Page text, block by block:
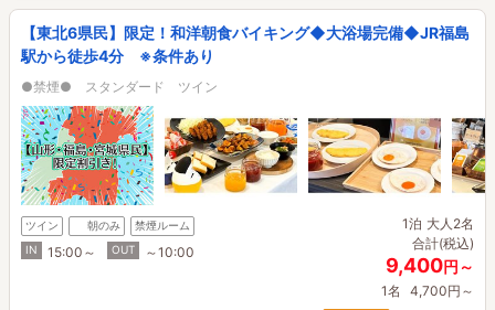
【東北6県民】限定！和洋朝食バイキング◆大浴場完備◆JR福島
駅から徒歩4分 ※条件あり
●禁煙● スタンダード ツイン
ツイン 朝のみ
禁煙ルーム
IN
15:00～ OUT ～10:00
1泊 大人2名
合計(税込)
9,400円～
1名 4,700円～